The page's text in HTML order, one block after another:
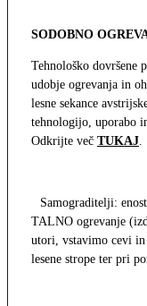
SODOBNO
Tehnološko dovršene
udobje ogrevanja in
lesne sekance
tehnologijo, uporabo
Odkrijte več TUKAJ.
Samograditelji:
TALNO ogrevanje
utori, vstavimo cevi
lesene strope ter pri